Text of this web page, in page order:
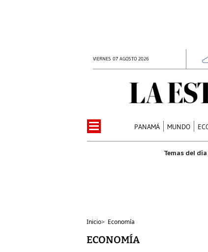
VIERNES 07 AGOSTO 2026
PANAMÁ MUNDO
Inicio> Economía
ECONOMÍA